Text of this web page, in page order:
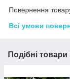
Повернення
Всі умови
Подібні товари